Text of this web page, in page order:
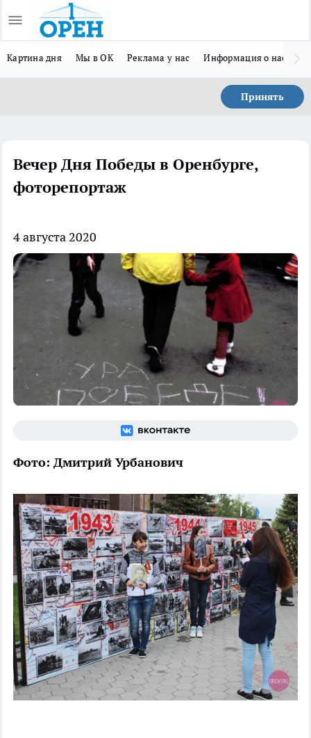
Картина дня Мы в ОК Реклама у нас Информация о нас
Принять
Вечер Дня Победы в Оренбурге,
фоторепортаж
4 августа 2020
Фото: Дмитрий Урбанович